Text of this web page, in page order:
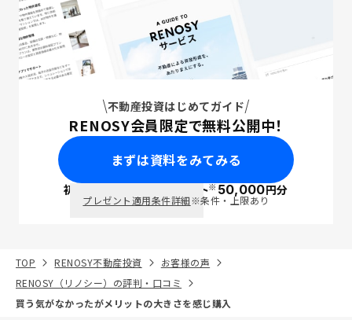
不動産投資はじめてガイド
RENOSY会員限定で無料公開中！
まずは資料をみてみる
初回面談で ポイント※50,000円分
プレゼント適用条件詳細※条件・上限あり
TOP RENOSY不動産投資
お客様の声
RENOSY（リノシー）の評判・口コミ
買う気がなかったがメリットの大きさを感じ購入